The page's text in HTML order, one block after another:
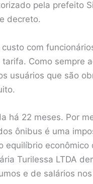
pela prefeito
decreto.
com
Como sempre
usuários que são
há 22 meses. Por
ônibus é uma
equilíbrio econômico
Turilessa LTDA
e de salários